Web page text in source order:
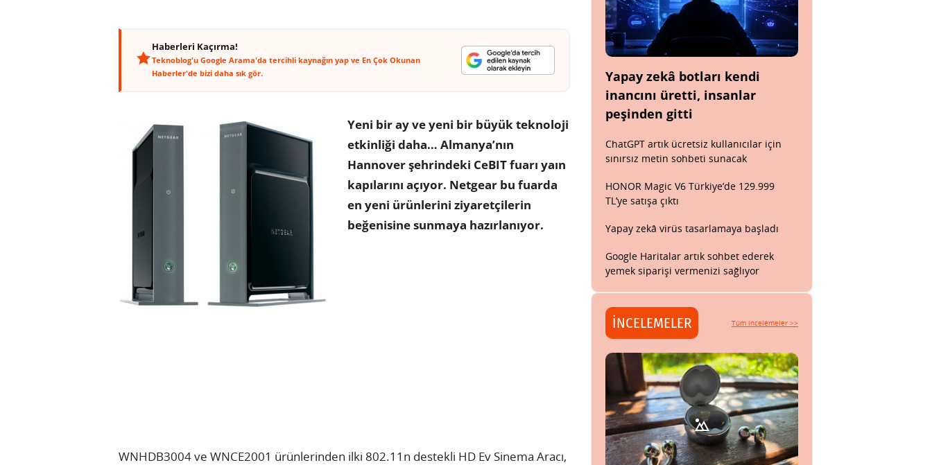
Haberleri Kaçırma!
Teknoblog'u Google Arama'da tercihli kaynağın yap ve En Çok Okunan
Haberler'de bizi daha sık gör.
Yeni bir ay ve yeni bir büyük teknoloji
etkinliği daha… Almanya’nın
Hannover şehrindeki CeBIT fuarı yaın
kapılarını açıyor. Netgear bu fuarda
en yeni ürünlerini ziyaretçilerin
beğenisine sunmaya hazırlanıyor.
WNHDB3004 ve WNCE2001 ürünlerinden ilki 802.11n destekli HD Ev Sinema Aracı,
Yapay zekâ botları kendi
inancını üretti, insanlar
peşinden gitti
ChatGPT artık ücretsiz kullanıcılar için
sınırsız metin sohbeti sunacak
HONOR Magic V6 Türkiye’de 129.999
TL’ye satışa çıktı
Yapay zekâ virüs tasarlamaya başladı
Google Haritalar artık sohbet ederek
yemek siparişi vermenizi sağlıyor
İNCELEMELER Tüm incelemeler >>